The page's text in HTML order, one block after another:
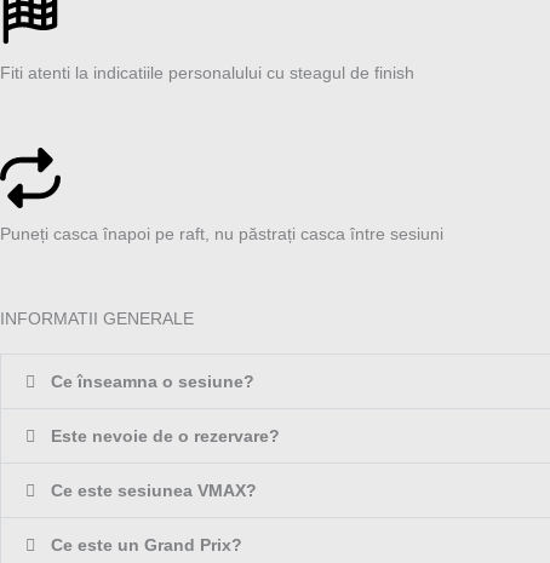
Fiti atenti la indicatiile personalului cu steagul de finish
Puneți casca înapoi pe raft, nu păstrați casca între sesiuni
INFORMATII GENERALE
Ce înseamna o sesiune?
Este nevoie de o rezervare?
Ce este sesiunea VMAX?
Ce este un Grand Prix?